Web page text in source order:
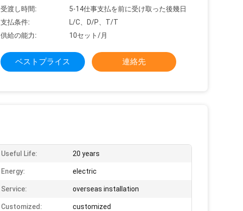
受渡し時間:
5-14仕事支払を前に受け取った後幾日
支払条件:
L/C、D/P、T/T
供給の能力:
10セット/月
ベストプライス 連絡先
Useful Life: 20 years
Energy: electric
Service: overseas installation
Customized: customized